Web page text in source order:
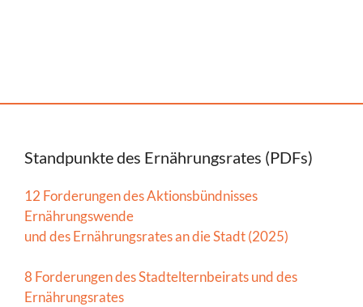
Standpunkte des Ernährungsrates (PDFs)
12 Forderungen des Aktionsbündnisses
Ernährungswende
und des Ernährungsrates an die Stadt (2025)
8 Forderungen des Stadtelternbeirats und des
Ernährungsrates